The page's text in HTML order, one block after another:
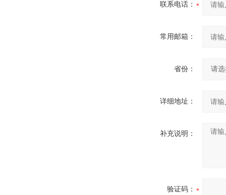
联系电话：
常用邮箱：
省份：
详细地址：
补充说明：
验证码：